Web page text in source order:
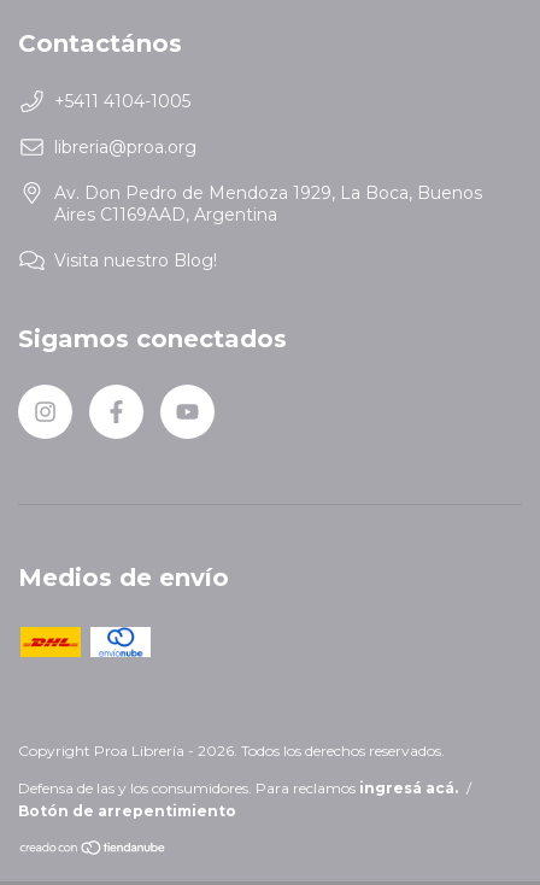
Contactános
+5411 4104-1005
libreria@proa.org
Av. Don Pedro de Mendoza 1929, La Boca, Buenos
Aires C1169AAD, Argentina
Visita nuestro Blog!
Sigamos conectados
Medios de envío
Copyright Proa Librería - 2026. Todos los derechos reservados.
Defensa de las y los consumidores. Para reclamos ingresá acá. /
Botón de arrepentimiento